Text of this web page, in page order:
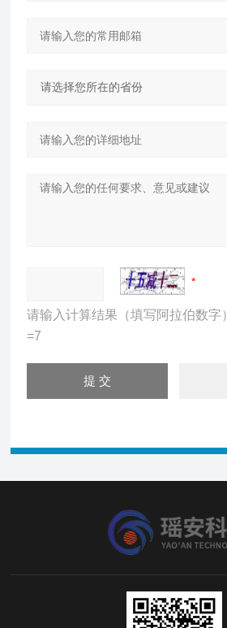
请输入计算结果（填写阿拉伯数字
=7